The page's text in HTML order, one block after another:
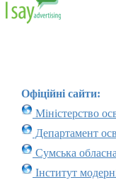
Офіційні сайти:
Міністерство
Департамент
Сумська
Інститут